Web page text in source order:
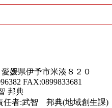
愛媛県伊予市米湊８２０
FAX:0899833681
邦典
任者:武智 邦典(地域創生課)